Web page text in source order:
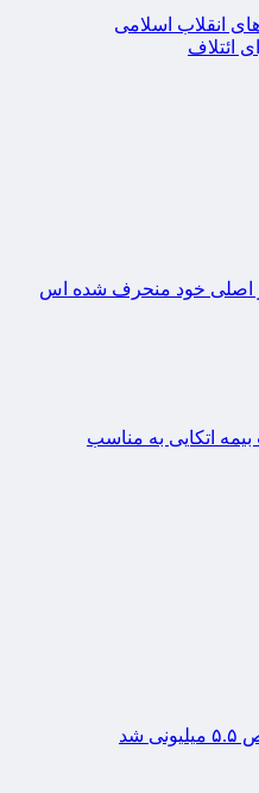
انقلاب اسلامی
ائتلاف
اصلی خود منحرف شده اس
اتکایی به مناسب